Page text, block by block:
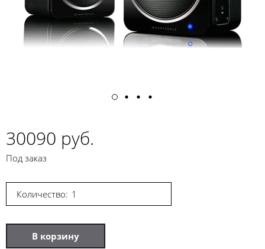
30090 руб.
Под заказ
Количество:
В корзину